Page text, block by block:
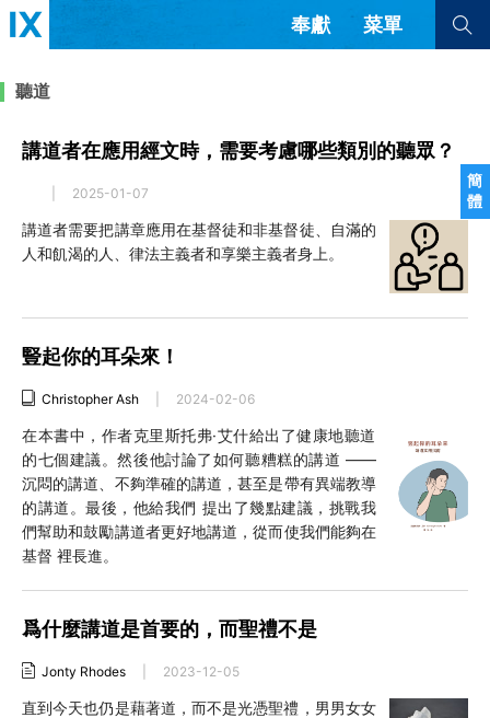
簡
體
奉獻 菜單
文章 書評 訪談 問答
解經式講道與神學
福音傳講與宣教
團契生活與禱告
查看全部
查看全部
隱私條款 其他的模式
西班牙語
法語
羅馬尼亞語
越南語
意大利語
德語
韓語
土耳其語
阿拉伯語
阿爾巴尼亞語
塞爾維亞語 柬埔寨語
聽道
講道者在應用經文時，需要考慮哪些類別的聽眾？
2025-01-07
講道者需要把講章應用在基督徒和非基督徒、自滿的
人和飢渴的人、律法主義者和享樂主義者身上。
豎起你的耳朵來！
Christopher Ash 2024-02-06
在本書中，作者克里斯托弗·艾什給出了健康地聽道
的七個建議。然後他討論了如何聽糟糕的講道 ——
沉悶的講道、不夠準確的講道，甚至是帶有異端教導
的講道。最後，他給我們 提出了幾點建議，挑戰我
們幫助和鼓勵講道者更好地講道，從而使我們能夠在
基督 裡長進。
爲什麼講道是首要的，而聖禮不是
Jonty Rhodes 2023-12-05
直到今天也仍是藉著道，而不是光憑聖禮，男男女女